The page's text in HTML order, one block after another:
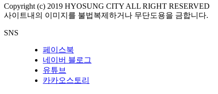
Copyright (c) 2019 HYOSUNG CITY ALL RIGHT RESERVED
사이트내의 이미지를 불법복제하거나 무단도용을 금합니다.
SNS
페이스북
네이버 블로그
유튜브
카카오스토리